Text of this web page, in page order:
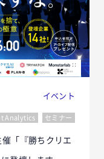
イベント
Analytics セミナー
「『勝ちクリエ